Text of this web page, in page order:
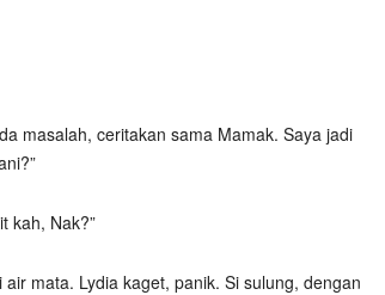
masalah, ceritakan sama Mamak. Saya jadi
kah, Nak?”
mata. Lydia kaget, panik. Si sulung, dengan